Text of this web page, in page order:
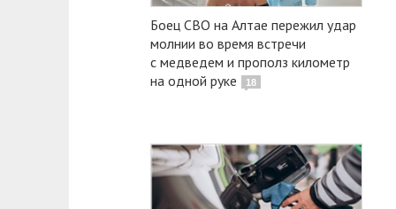
Боец СВО на Алтае пережил удар
молнии во время встречи
с медведем и прополз километр
на одной руке
18